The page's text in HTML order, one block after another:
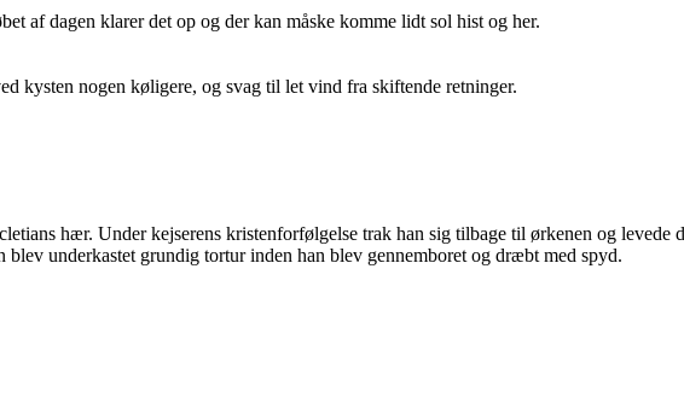
af dagen klarer det op og der kan måske komme lidt sol hist og her.
kysten nogen køligere, og svag til let vind fra skiftende retninger.
hær. Under kejserens kristenforfølgelse trak han sig tilbage til ørkenen og levede
underkastet grundig tortur inden han blev gennem­boret og dræbt med spyd.